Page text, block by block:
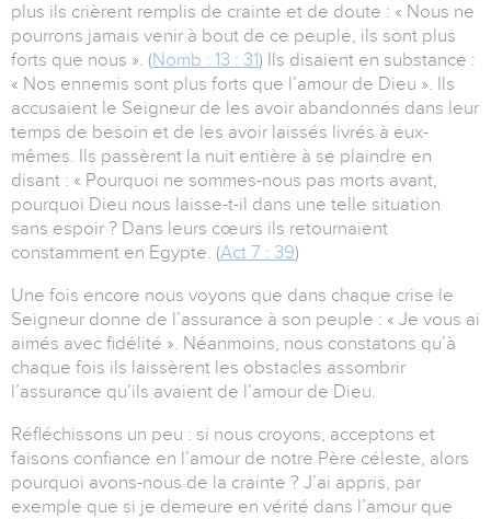
plus ils crièrent remplis de crainte et de doute : « Nous ne
pourrons jamais venir à bout de ce peuple, ils sont plus
forts que nous ». (Nomb : 13 : 31) Ils disaient en substance :
« Nos ennemis sont plus forts que l’amour de Dieu ». Ils
accusaient le Seigneur de les avoir abandonnés dans leur
temps de besoin et de les avoir laissés livrés à eux-
mêmes. Ils passèrent la nuit entière à se plaindre en
disant : « Pourquoi ne sommes-nous pas morts avant,
pourquoi Dieu nous laisse-t-il dans une telle situation
sans espoir ? Dans leurs cœurs ils retournaient
constamment en Egypte. (Act 7 : 39)
Une fois encore nous voyons que dans chaque crise le
Seigneur donne de l’assurance à son peuple : « Je vous ai
aimés avec fidélité ». Néanmoins, nous constatons qu’à
chaque fois ils laissèrent les obstacles assombrir
l’assurance qu’ils avaient de l’amour de Dieu.
Réfléchissons un peu : si nous croyons, acceptons et
faisons confiance en l’amour de notre Père céleste, alors
pourquoi avons-nous de la crainte ? J’ai appris, par
exemple que si je demeure en vérité dans l’amour que